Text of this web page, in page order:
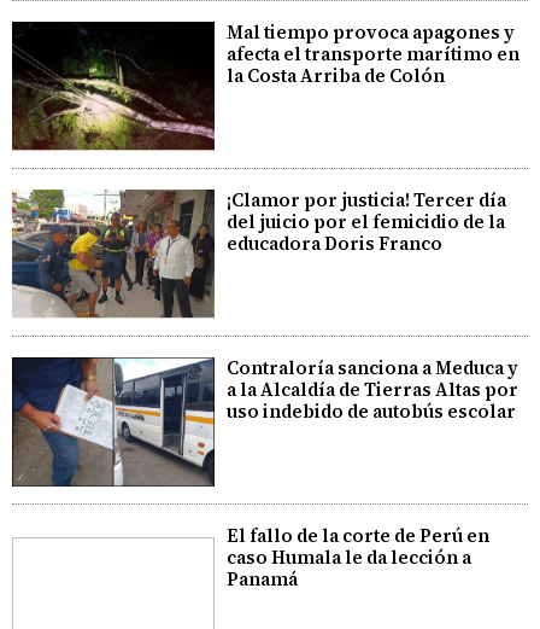
Mal tiempo provoca apagones y
afecta el transporte marítimo en
la Costa Arriba de Colón
¡Clamor por justicia! Tercer día
del juicio por el femicidio de la
educadora Doris Franco
Contraloría sanciona a Meduca y
a la Alcaldía de Tierras Altas por
uso indebido de autobús escolar
El fallo de la corte de Perú en
caso Humala le da lección a
Panamá